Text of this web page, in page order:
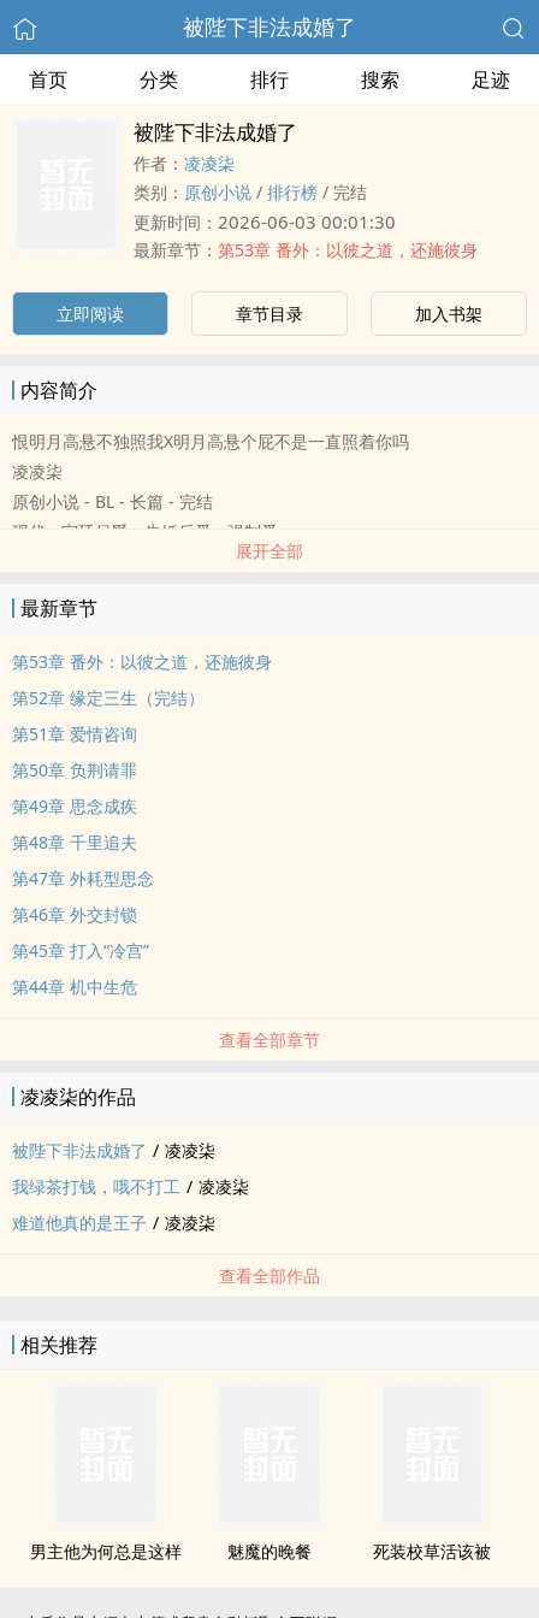
被陛下非法成婚了
首页 分类 排行 搜索 足迹
被陛下非法成婚了
作者： 凌凌柒
类别： 原创小说 / 排行榜 / 完结
更新时间： 2026-06-03 00:01:30
最新章节： 第53章 番外：以彼之道，还施彼身
立即阅读 章节目录 加入书架
内容简介
恨明月高悬不独照我X明月高悬个屁不是一直照着你吗
凌凌柒
原创小说 - BL - 长篇 - 完结
现代 - 宫廷侯爵 - 先婚后爱 - 强制爱
恨明月高悬不独照我 阴湿偏执拧巴 异国君主 楚伦·白如德（攻） X 明
月高悬个屁不是一直照着你吗 比格饲主军火商 英舒宜（受）
楚伦暗恋英舒宜多年，他忍、他等、他装无害。
终于在父王去世、他成为新君那一夜，楚伦把英舒宜困在身下，强制
占有。
英舒宜气得咬牙切齿。
他说不出口的是：我此行，本就是来问你，愿不愿意与我成婚。
他只想说：但凡当初你多问一句，也不至于搞成这样。
暗恋 | 强制爱 | 错位 | 先婚后爱 | 和外国人谈恋爱 | 伪舅甥
双洁，很单纯的两人恋爱
展开全部
最新章节
第53章 番外：以彼之道，还施彼身
第52章 缘定三生（完结）
第51章 爱情咨询
第50章 负荆请罪
第49章 思念成疾
第48章 千里追夫
第47章 外耗型思念
第46章 外交封锁
第45章 打入“冷宫”
第44章 机中生危
查看全部章节
凌凌柒的作品
被陛下非法成婚了 / 凌凌柒
我绿茶打钱，哦不打工 / 凌凌柒
难道他真的是王子 / 凌凌柒
查看全部作品
相关推荐
男主他为何总是这样 魅魔的晚餐 死装校草活该被